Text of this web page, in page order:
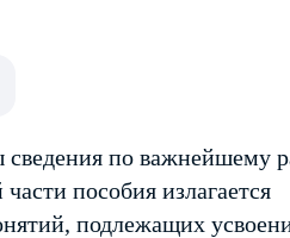
по важнейшему
пособия излагается
подлежащих